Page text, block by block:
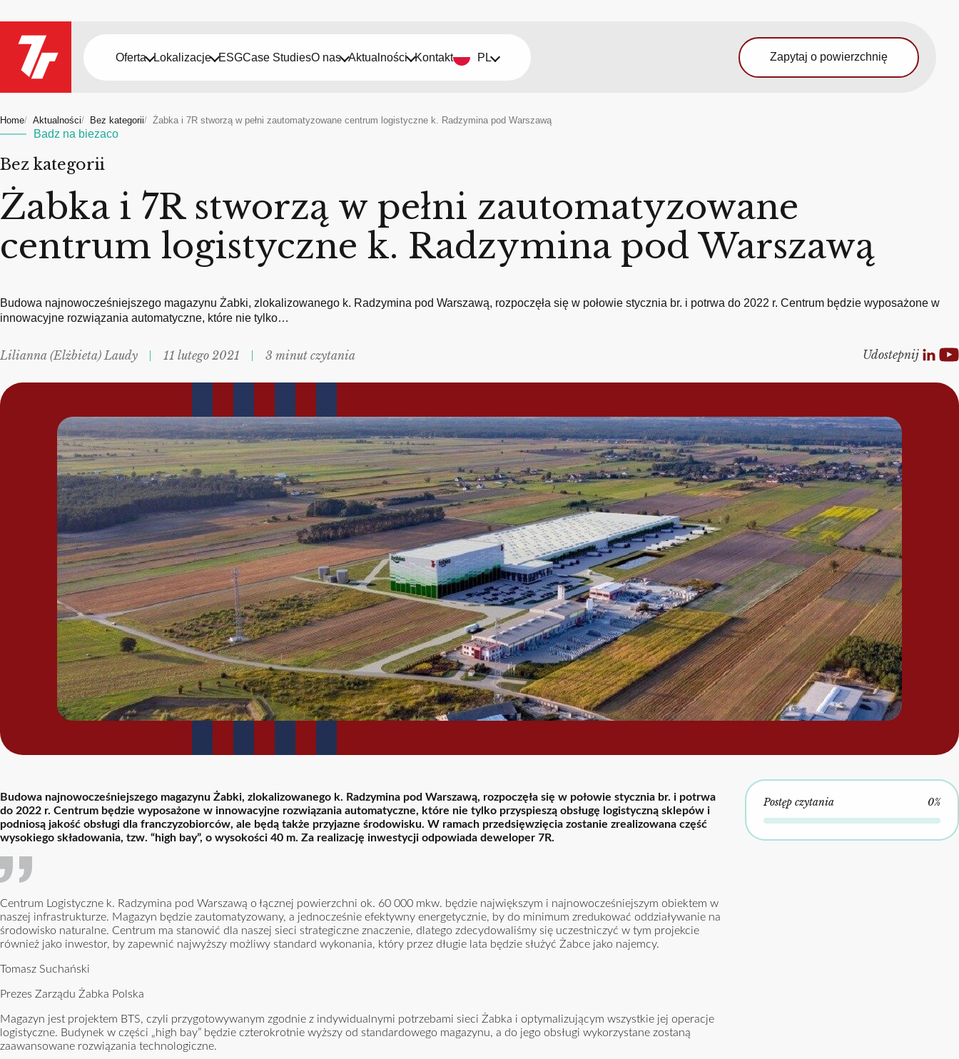
Oferta Lokalizacje ESGCase StudiesO nas Aktualności Kontakt PL Zapytaj o powierzchnię
Home Aktualności Bez kategorii Żabka i 7R stworzą w pełni zautomatyzowane centrum logistyczne k. Radzymina pod Warszawą
Badz na biezaco
Bez kategorii
Żabka i 7R stworzą w pełni zautomatyzowane
centrum logistyczne k. Radzymina pod Warszawą
Budowa najnowocześniejszego magazynu Żabki, zlokalizowanego k. Radzymina pod Warszawą, rozpoczęła się w połowie stycznia br. i potrwa do 2022 r. Centrum będzie wyposażone w
innowacyjne rozwiązania automatyczne, które nie tylko…
Lilianna (Elżbieta) Laudy 11 lutego 2021 3 minut czytania Udostepnij
Budowa najnowocześniejszego magazynu Żabki, zlokalizowanego k. Radzymina pod Warszawą, rozpoczęła się w połowie stycznia br. i potrwa
do 2022 r. Centrum będzie wyposażone w innowacyjne rozwiązania automatyczne, które nie tylko przyspieszą obsługę logistyczną sklepów i
podniosą jakość obsługi dla franczyzobiorców, ale będą także przyjazne środowisku. W ramach przedsięwzięcia zostanie zrealizowana część
wysokiego składowania, tzw. “high bay”, o wysokości 40 m. Za realizację inwestycji odpowiada deweloper 7R.
Centrum Logistyczne k. Radzymina pod Warszawą o łącznej powierzchni ok. 60 000 mkw. będzie największym i najnowocześniejszym obiektem w
naszej infrastrukturze. Magazyn będzie zautomatyzowany, a jednocześnie efektywny energetycznie, by do minimum zredukować oddziaływanie na
środowisko naturalne. Centrum ma stanowić dla naszej sieci strategiczne znaczenie, dlatego zdecydowaliśmy się uczestniczyć w tym projekcie
również jako inwestor, by zapewnić najwyższy możliwy standard wykonania, który przez długie lata będzie służyć Żabce jako najemcy.
Tomasz Suchański
Prezes Zarządu Żabka Polska
Magazyn jest projektem BTS, czyli przygotowywanym zgodnie z indywidualnymi potrzebami sieci Żabka i optymalizującym wszystkie jej operacje
logistyczne. Budynek w części „high bay” będzie czterokrotnie wyższy od standardowego magazynu, a do jego obsługi wykorzystane zostaną
zaawansowane rozwiązania technologiczne.
Postęp czytania 0%